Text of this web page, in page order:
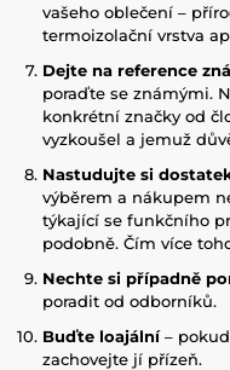
vašeho oblečení –
termoizolační vrstva
Dejte na reference
poraďte se známými.
konkrétní značky od
vyzkoušel a jemuž
Nastudujte si
výběrem a nákupem
týkající se funkčního
podobně. Čím více
Nechte si případně
poradit od odborníků.
Buďte loajální–
zachovejte jí přízeň.